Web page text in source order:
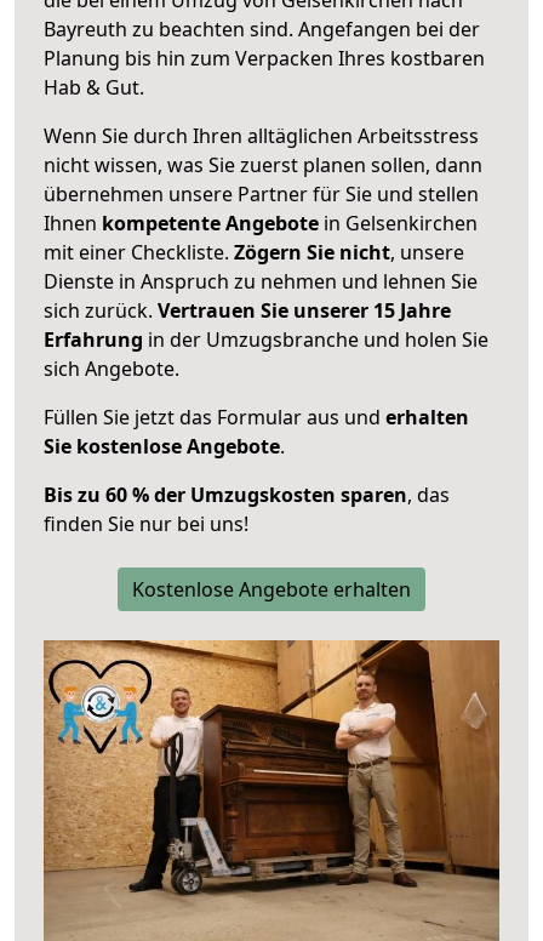
Bayreuth zu beachten sind. Angefangen bei der
Planung bis hin zum Verpacken Ihres kostbaren
Hab & Gut.
Wenn Sie durch Ihren alltäglichen Arbeitsstress
nicht wissen, was Sie zuerst planen sollen, dann
übernehmen unsere Partner für Sie und stellen
Ihnen kompetente Angebote in Gelsenkirchen
mit einer Checkliste. Zögern Sie nicht, unsere
Dienste in Anspruch zu nehmen und lehnen Sie
sich zurück. Vertrauen Sie unserer 15 Jahre
Erfahrung in der Umzugsbranche und holen Sie
sich Angebote.
Füllen Sie jetzt das Formular aus und erhalten
Sie kostenlose Angebote.
Bis zu 60 % der Umzugskosten sparen, das
finden Sie nur bei uns!
Kostenlose Angebote erhalten